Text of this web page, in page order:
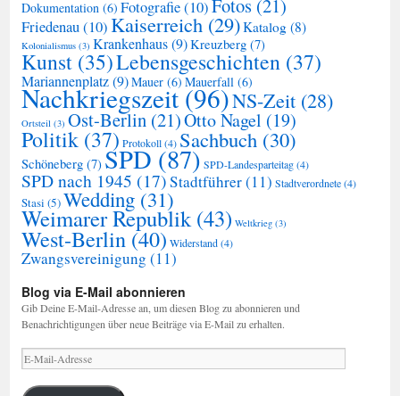
Dokumentation (6) Fotografie(10)Fotos (21)
Friedenau(10)Kaiserreich(29)Katalog (8)
Kolonialismus (3) Krankenhaus(9)Kreuzberg (7)
Kunst (35)Lebensgeschichten (37)
Mariannenplatz(9)Mauer (6) Mauerfall (6)
Nachkriegszeit(96)NS-Zeit (28)
Ortsteil (3) Ost-Berlin (21)Otto Nagel (19)
Politik (37) Protokoll(4) Sachbuch (30)
Schöneberg (7) SPD (87) SPD-Landesparteitag(4)
SPD nach 1945 (17)Stadtführer(11) Stadtverordnete(4)
Stasi (5)Wedding (31)
Weimarer Republik(43) Weltkrieg (3)
West-Berlin (40) Widerstand(4)
Zwangsvereinigung (11)
Blog via E-Mail abonnieren
Gib Deine E-Mail-Adresse an, um diesen Blog zu abonnieren und
Benachrichtigungen über neue Beiträge via E-Mail zu erhalten.
E-
Mail-
Adresse